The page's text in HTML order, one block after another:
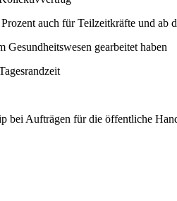
auch für Teilzeitkräfte und ab
gearbeitet haben
bei Aufträgen für die öffentliche